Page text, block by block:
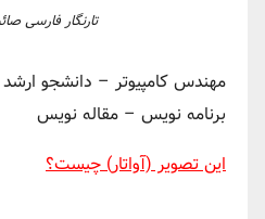
تارنگار فارسی
مهندس کامپیوتر – دانشجو ارشد
برنامه نویس – مقاله نویس
این تصویر (آواتار) چیست؟